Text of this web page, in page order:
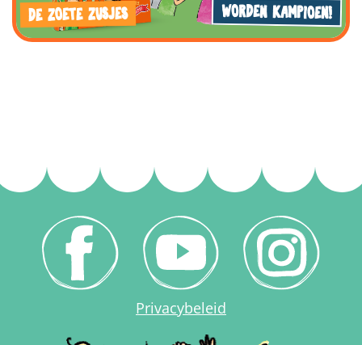
DE ZOETE ZUSJES WORDEN KAMPIOEN!
Privacybeleid